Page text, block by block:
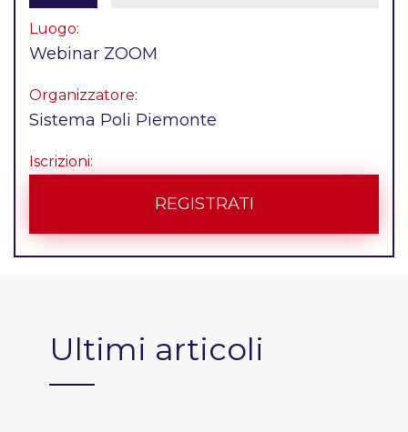
Luogo:
Webinar ZOOM
Organizzatore:
Sistema Poli Piemonte
Iscrizioni:
REGISTRATI
Ultimi articoli